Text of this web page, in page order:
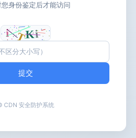
您身份鉴定后才能访问
提交
CDN 安全防护系统